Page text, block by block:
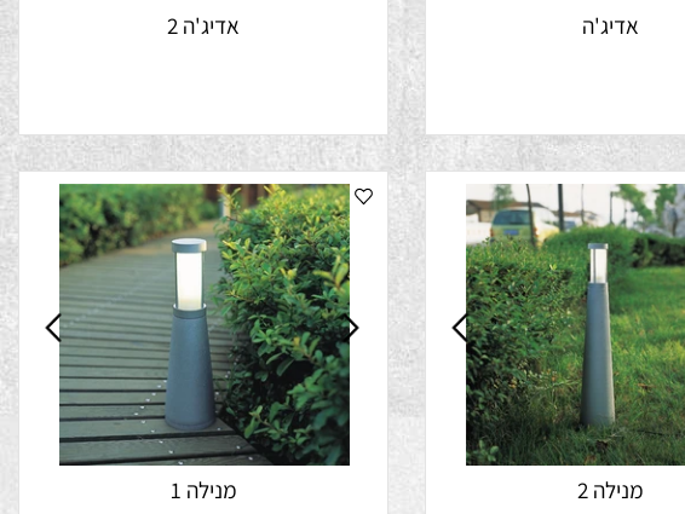
אדיג'ה אדיג'ה 2